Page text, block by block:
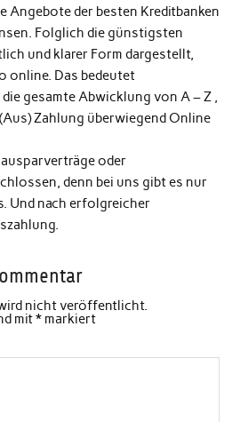
Angebote der besten Kreditbanken
Folglich die günstigsten
und klarer Form dargestellt,
online. Das bedeutet
gesamte Abwicklung von A – Z ,
Zahlung überwiegend Online
oder
denn bei uns gibt es nur
Und nach erfolgreicher
nicht veröffentlicht.
mit*markiert